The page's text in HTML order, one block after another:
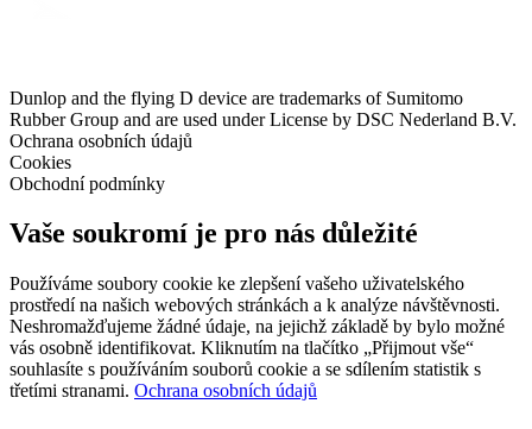
Dunlop and the flying D device are trademarks of Sumitomo
Rubber Group and are used under License by DSC Nederland B.V.
Ochrana osobních údajů
Cookies
Obchodní podmínky
Vaše soukromí je pro nás důležité
Používáme soubory cookie ke zlepšení vašeho uživatelského
prostředí na našich webových stránkách a k analýze návštěvnosti.
Neshromažďujeme žádné údaje, na jejichž základě by bylo možné
vás osobně identifikovat. Kliknutím na tlačítko „Přijmout vše“
souhlasíte s používáním souborů cookie a se sdílením statistik s
třetími stranami. Ochrana osobních údajů